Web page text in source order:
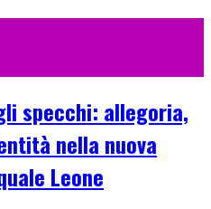
specchi: allegoria,
nella nuova
Leone